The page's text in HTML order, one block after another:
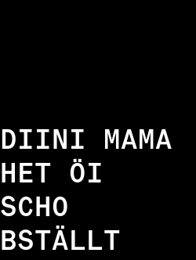
DIINI MAMA
HET ÖI
SCHO
BSTÄLLT